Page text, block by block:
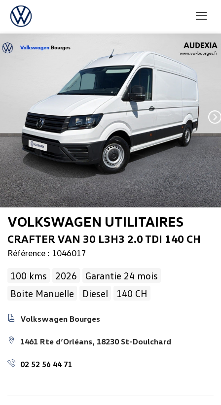
VOLKSWAGEN UTILITAIRES
CRAFTER VAN 30 L3H3 2.0 TDI 140 CH
Référence : 1046017
100 kms 2026
Garantie 24 mois
Boite Manuelle
Diesel 140 CH
Volkswagen Bourges
1461 Rte d’Orléans, 18230 St-Doulchard
02 52 56 44 71